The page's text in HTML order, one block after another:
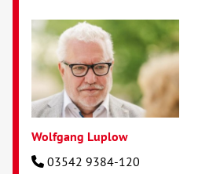
Wolfgang Luplow
03542 9384-120